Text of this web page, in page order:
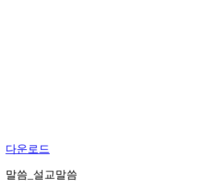
다운로드
말씀_설교말씀